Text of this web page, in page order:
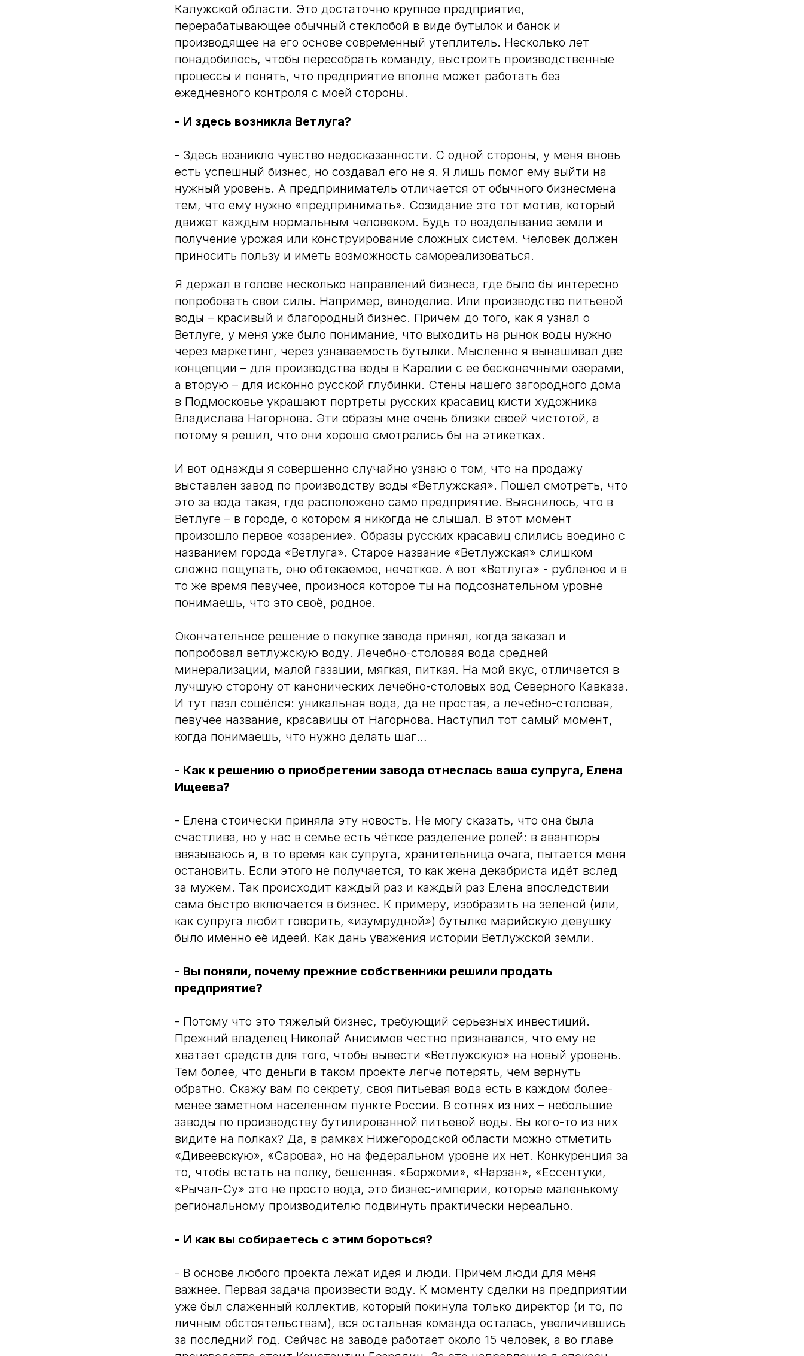
Калужской области. Это достаточно крупное предприятие,
перерабатывающее обычный стеклобой в виде бутылок и банок и
производящее на его основе современный утеплитель. Несколько лет
понадобилось, чтобы пересобрать команду, выстроить производственные
процессы и понять, что предприятие вполне может работать без
ежедневного контроля с моей стороны.
- И здесь возникла Ветлуга?
- Здесь возникло чувство недосказанности. С одной стороны, у меня вновь
есть успешный бизнес, но создавал его не я. Я лишь помог ему выйти на
нужный уровень. А предприниматель отличается от обычного бизнесмена
тем, что ему нужно «предпринимать». Созидание это тот мотив, который
движет каждым нормальным человеком. Будь то возделывание земли и
получение урожая или конструирование сложных систем. Человек должен
приносить пользу и иметь возможность самореализоваться.
Я держал в голове несколько направлений бизнеса, где было бы интересно
попробовать свои силы. Например, виноделие. Или производство питьевой
воды – красивый и благородный бизнес. Причем до того, как я узнал о
Ветлуге, у меня уже было понимание, что выходить на рынок воды нужно
через маркетинг, через узнаваемость бутылки. Мысленно я вынашивал две
концепции – для производства воды в Карелии с ее бесконечными озерами,
а вторую – для исконно русской глубинки. Стены нашего загородного дома
в Подмосковье украшают портреты русских красавиц кисти художника
Владислава Нагорнова. Эти образы мне очень близки своей чистотой, а
потому я решил, что они хорошо смотрелись бы на этикетках.
И вот однажды я совершенно случайно узнаю о том, что на продажу
выставлен завод по производству воды «Ветлужская». Пошел смотреть, что
это за вода такая, где расположено само предприятие. Выяснилось, что в
Ветлуге – в городе, о котором я никогда не слышал. В этот момент
произошло первое «озарение». Образы русских красавиц слились воедино с
названием города «Ветлуга». Старое название «Ветлужская» слишком
сложно пощупать, оно обтекаемое, нечеткое. А вот «Ветлуга» - рубленое и в
то же время певучее, произнося которое ты на подсознательном уровне
понимаешь, что это своё, родное.
Окончательное решение о покупке завода принял, когда заказал и
попробовал ветлужскую воду. Лечебно-столовая вода средней
минерализации, малой газации, мягкая, питкая. На мой вкус, отличается в
лучшую сторону от канонических лечебно-столовых вод Северного Кавказа.
И тут пазл сошёлся: уникальная вода, да не простая, а лечебно-столовая,
певучее название, красавицы от Нагорнова. Наступил тот самый момент,
когда понимаешь, что нужно делать шаг…
- Как к решению о приобретении завода отнеслась ваша супруга, Елена
Ищеева?
- Елена стоически приняла эту новость. Не могу сказать, что она была
счастлива, но у нас в семье есть чёткое разделение ролей: в авантюры
ввязываюсь я, в то время как супруга, хранительница очага, пытается меня
остановить. Если этого не получается, то как жена декабриста идёт вслед
за мужем. Так происходит каждый раз и каждый раз Елена впоследствии
сама быстро включается в бизнес. К примеру, изобразить на зеленой (или,
как супруга любит говорить, «изумрудной») бутылке марийскую девушку
было именно её идеей. Как дань уважения истории Ветлужской земли.
- Вы поняли, почему прежние собственники решили продать
предприятие?
- Потому что это тяжелый бизнес, требующий серьезных инвестиций.
Прежний владелец Николай Анисимов честно признавался, что ему не
хватает средств для того, чтобы вывести «Ветлужскую» на новый уровень.
Тем более, что деньги в таком проекте легче потерять, чем вернуть
обратно. Скажу вам по секрету, своя питьевая вода есть в каждом более-
менее заметном населенном пункте России. В сотнях из них – небольшие
заводы по производству бутилированной питьевой воды. Вы кого-то из них
видите на полках? Да, в рамках Нижегородской области можно отметить
«Дивеевскую», «Сарова», но на федеральном уровне их нет. Конкуренция за
то, чтобы встать на полку, бешенная. «Боржоми», «Нарзан», «Ессентуки,
«Рычал-Су» это не просто вода, это бизнес-империи, которые маленькому
региональному производителю подвинуть практически нереально.
- И как вы собираетесь с этим бороться?
- В основе любого проекта лежат идея и люди. Причем люди для меня
важнее. Первая задача произвести воду. К моменту сделки на предприятии
уже был слаженный коллектив, который покинула только директор (и то, по
личным обстоятельствам), вся остальная команда осталась, увеличившись
за последний год. Сейчас на заводе работает около 15 человек, а во главе